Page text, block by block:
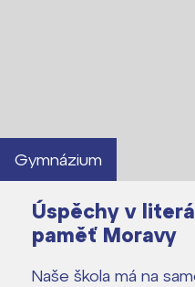
Gymnázium
Úspěchy v
paměť Moravy
Naše škola má na